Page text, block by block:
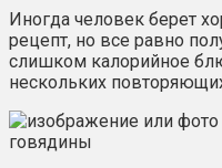
Иногда человек берет
рецепт, но все равно
слишком калорийное
нескольких